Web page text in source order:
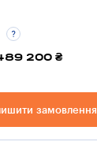
200 ₴
замовлення